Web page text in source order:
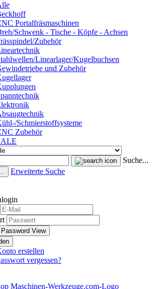
Portalfräsmaschinen
Schwenk - Tische - Köpfe - Achsen
Zubehör
Linearlager/Kugelbuchsen
und Zubehör
Schmierstoffsysteme
Zubehör
Suche...
Erweiterte Suche
View
erstellen
vergessen?